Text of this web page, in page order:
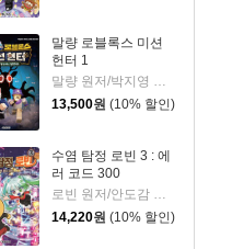
말량 로블록스 미션
헌터 1
13,500원 (10% 할인)
수염 탐정 로빈 3 : 에
러 코드 300
로빈 원저/안도감 글/정수영 그림
14,220원 (10% 할인)